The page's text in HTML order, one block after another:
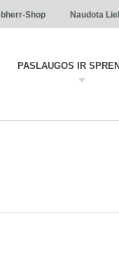
Shop Naudota
PASLAUGOS IR